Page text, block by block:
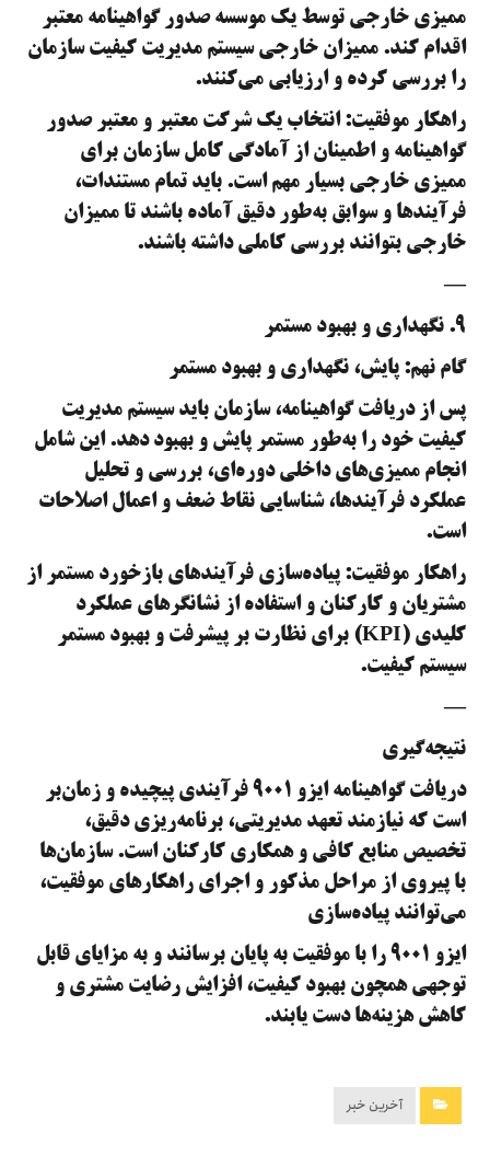
ممیزی خارجی توسط یک موسسه صدور گواهینامه معتبر
اقدام کند. ممیزان خارجی سیستم مدیریت کیفیت سازمان
را بررسی کرده و ارزیابی می‌کنند.
راهکار موفقیت: انتخاب یک شرکت معتبر و معتبر صدور
گواهینامه و اطمینان از آمادگی کامل سازمان برای
ممیزی خارجی بسیار مهم است. باید تمام مستندات،
فرآیندها و سوابق به‌طور دقیق آماده باشند تا ممیزان
خارجی بتوانند بررسی کاملی داشته باشند.
—
۹. نگهداری و بهبود مستمر
گام نهم: پایش، نگهداری و بهبود مستمر
پس از دریافت گواهینامه، سازمان باید سیستم مدیریت
کیفیت خود را به‌طور مستمر پایش و بهبود دهد. این شامل
انجام ممیزی‌های داخلی دوره‌ای، بررسی و تحلیل
عملکرد فرآیندها، شناسایی نقاط ضعف و اعمال اصلاحات
است.
راهکار موفقیت: پیاده‌سازی فرآیندهای بازخورد مستمر از
مشتریان و کارکنان و استفاده از نشانگرهای عملکرد
کلیدی (KPI) برای نظارت بر پیشرفت و بهبود مستمر
سیستم کیفیت.
—
نتیجه‌گیری
دریافت گواهینامه ایزو ۹۰۰۱ فرآیندی پیچیده و زمان‌بر
است که نیازمند تعهد مدیریتی، برنامه‌ریزی دقیق،
تخصیص منابع کافی و همکاری کارکنان است. سازمان‌ها
با پیروی از مراحل مذکور و اجرای راهکارهای موفقیت،
می‌توانند پیاده‌سازی
ایزو ۹۰۰۱ را با موفقیت به پایان برسانند و به مزایای قابل
توجهی همچون بهبود کیفیت، افزایش رضایت مشتری و
کاهش هزینه‌ها دست یابند.
آخرین خبر